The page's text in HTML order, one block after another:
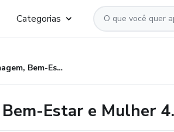
Categorias
Autoimagem, Bem-Estar e Mulher 4.0
Estar e Mulher